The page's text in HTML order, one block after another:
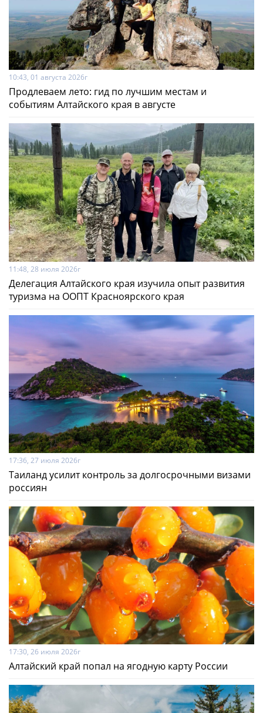
10:43, 01 августа 2026г
Продлеваем лето: гид по лучшим местам и
событиям Алтайского края в августе
11:48, 28 июля 2026г
Делегация Алтайского края изучила опыт развития
туризма на ООПТ Красноярского края
17:36, 27 июля 2026г
Таиланд усилит контроль за долгосрочными визами
россиян
17:30, 26 июля 2026г
Алтайский край попал на ягодную карту России